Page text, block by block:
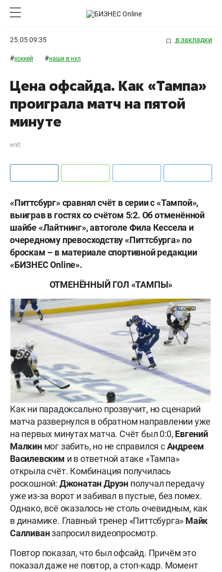
25.05 09:35 в закладки
#хоккей #наши в нхл
Цена офсайда. Как «Тампа»
проиграла матч на пятой
минуте
erid:
«Питтсбург» сравнял счёт в серии с «Тампой»,
выиграв в гостях со счётом 5:2. Об отменённой
шайбе «Лайтнинг», автоголе Фила Кессела и
очередному превосходству «Питтсбурга» по
броскам – в материале спортивной редакции
«БИЗНЕС Online».
ОТМЕНЁННЫЙ ГОЛ «ТАМПЫ»
Как ни парадоксально прозвучит, но сценарий
матча развернулся в обратном направлении уже
на первых минутах матча. Счёт был 0:0, Евгений
Малкинмог забить, но не справился сАндреем
Василевским и в ответной атаке «Тампа»
открыла счёт. Комбинация получилась
роскошной: Джонатан Друэн получал передачу
уже из-за ворот и забивал в пустые, без помех.
Однако, всё оказалось не столь очевидным, как
в динамике. Главный тренер «Питтсбурга» Майк
Салливанзапросил видеопросмотр.
Повтор показал, что был офсайд. Причём это
показал даже не повтор, а стоп-кадр. Момент